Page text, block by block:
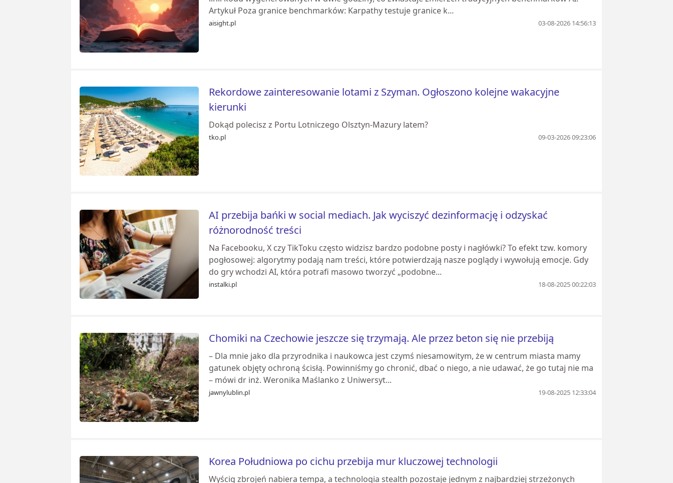
Artykuł Poza granice benchmarków: Karpathy testuje granice k...
aisight.pl 03-08-2026 14:56:13
Rekordowe zainteresowanie lotami z Szyman. Ogłoszono kolejne wakacyjne
kierunki
Dokąd polecisz z Portu Lotniczego Olsztyn-Mazury latem?
tko.pl 09-03-2026 09:23:06
AI przebija bańki w social mediach. Jak wyciszyć dezinformację i odzyskać
różnorodność treści
Na Facebooku, X czy TikToku często widzisz bardzo podobne posty i nagłówki? To efekt tzw. komory
pogłosowej: algorytmy podają nam treści, które potwierdzają nasze poglądy i wywołują emocje. Gdy
do gry wchodzi AI, która potrafi masowo tworzyć „podobne...
instalki.pl 18-08-2025 00:22:03
Chomiki na Czechowie jeszcze się trzymają. Ale przez beton się nie przebiją
– Dla mnie jako dla przyrodnika i naukowca jest czymś niesamowitym, że w centrum miasta mamy
gatunek objęty ochroną ścisłą. Powinniśmy go chronić, dbać o niego, a nie udawać, że go tutaj nie ma
– mówi dr inż. Weronika Maślanko z Uniwersyt...
jawnylublin.pl 19-08-2025 12:33:04
Korea Południowa po cichu przebija mur kluczowej technologii
Wyścig zbrojeń nabiera tempa, a technologia stealth pozostaje jednym z najbardziej strzeżonych